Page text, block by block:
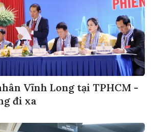
Vĩnh Long tại TPHCM -
đi xa